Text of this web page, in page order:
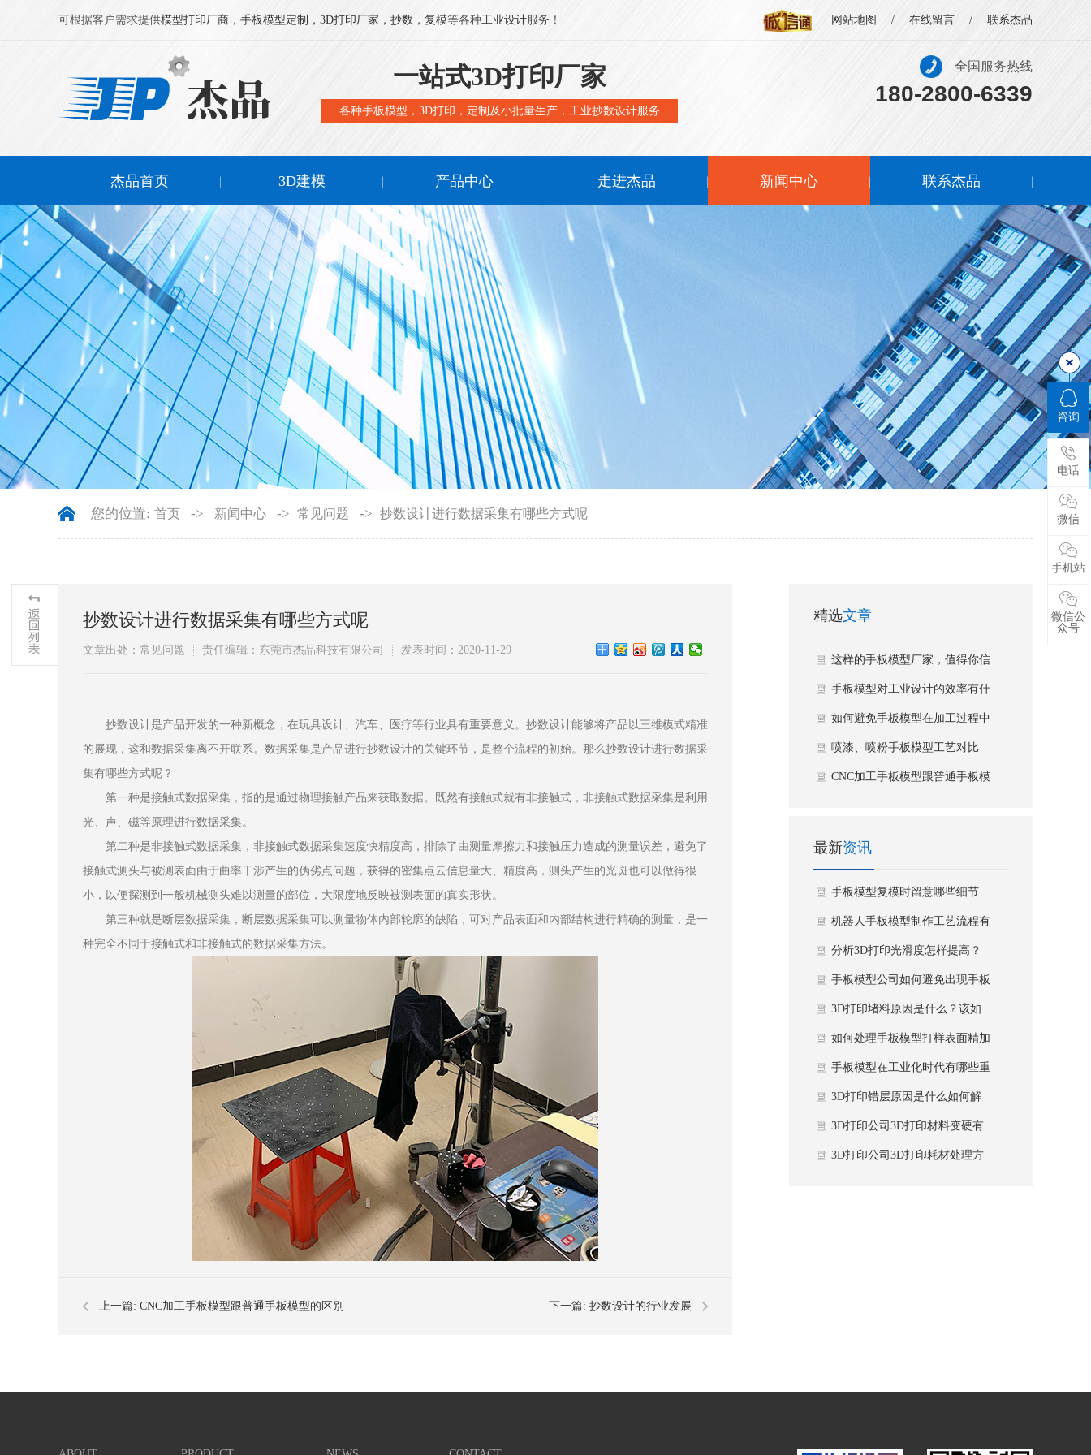
可根据客户需求提供模型打印厂商 ， 手板模型定制 ， 3D打印厂家 ， 抄数 ， 复模等各种工业设计服务！ 网站地图 / 在线留言 / 联系杰品
一站式3D打印厂家
各种手板模型，3D打印，定制及小批量生产，工业抄数设计服务
全国服务热线
180-2800-6339
杰品首页 3D建模 产品中心 走进杰品 新闻中心 联系杰品
您的位置: 首页 -> 新闻中心 -> 常见问题 -> 抄数设计进行数据采集有哪些方式呢
抄数设计进行数据采集有哪些方式呢
文章出处：常见问题 责任编辑：东莞市杰品科技有限公司 发表时间：2020-11-29
抄数设计是产品开发的一种新概念，在玩具设计、汽车、医疗等行业具有重要意义。抄数设计能够将产品以三维模式精准
的展现，这和数据采集离不开联系。数据采集是产品进行抄数设计的关键环节，是整个流程的初始。那么抄数设计进行数据采
集有哪些方式呢？
第一种是接触式数据采集，指的是通过物理接触产品来获取数据。既然有接触式就有非接触式，非接触式数据采集是利用
光、声、磁等原理进行数据采集。
第二种是非接触式数据采集，非接触式数据采集速度快精度高，排除了由测量摩擦力和接触压力造成的测量误差，避免了
接触式测头与被测表面由于曲率干涉产生的伪劣点问题，获得的密集点云信息量大、精度高，测头产生的光斑也可以做得很
小，以便探测到一般机械测头难以测量的部位，大限度地反映被测表面的真实形状。
第三种就是断层数据采集，断层数据采集可以测量物体内部轮廓的缺陷，可对产品表面和内部结构进行精确的测量，是一
种完全不同于接触式和非接触式的数据采集方法。
上一篇: CNC加工手板模型跟普通手板模型的区别 下一篇: 抄数设计的行业发展
精选文章
这样的手板模型厂家，值得你信
赖
手板模型对工业设计的效率有什
么影响
如何避免手板模型在加工过程中
产生裂痕或是变形
喷漆、喷粉手板模型工艺对比
CNC加工手板模型跟普通手板模
最新资讯
手板模型复模时留意哪些细节
机器人手板模型制作工艺流程有
哪些要求？
分析3D打印光滑度怎样提高？
与哪些因素有关呢？
手板模型公司如何避免出现手板
模型裂纹？
3D打印堵料原因是什么？该如
何解决处理？
如何处理手板模型打样表面精加
工？
手板模型在工业化时代有哪些重
要意义？
3D打印错层原因是什么如何解
决？
3D打印公司3D打印材料变硬有
什么解决方法？
3D打印公司3D打印耗材处理方
咨询
电话
微信
手机站
微信公
众号